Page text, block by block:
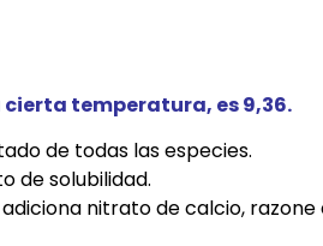
cierta temperatura, es 9,36.
de todas las especies.
de solubilidad.
nitrato de calcio,